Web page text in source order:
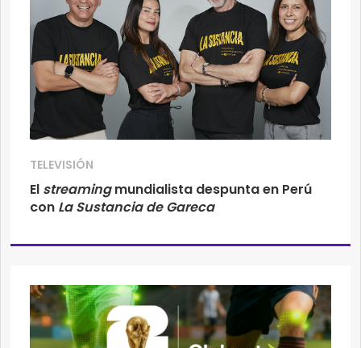
TELEVISIÓN
El streamingmundialista despunta en Perú
con La Sustancia de Gareca